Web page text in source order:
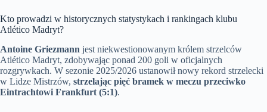
Kto prowadzi w historycznych statystykach i rankingach klubu
Atlético Madryt?
Antoine Griezmann jest niekwestionowanym królem strzelców
Atlético Madryt, zdobywając ponad 200 goli w oficjalnych
rozgrywkach. W sezonie 2025/2026 ustanowił nowy rekord strzelecki
w Lidze Mistrzów, strzelając pięć bramek w meczu przeciwko
Eintrachtowi Frankfurt (5:1).